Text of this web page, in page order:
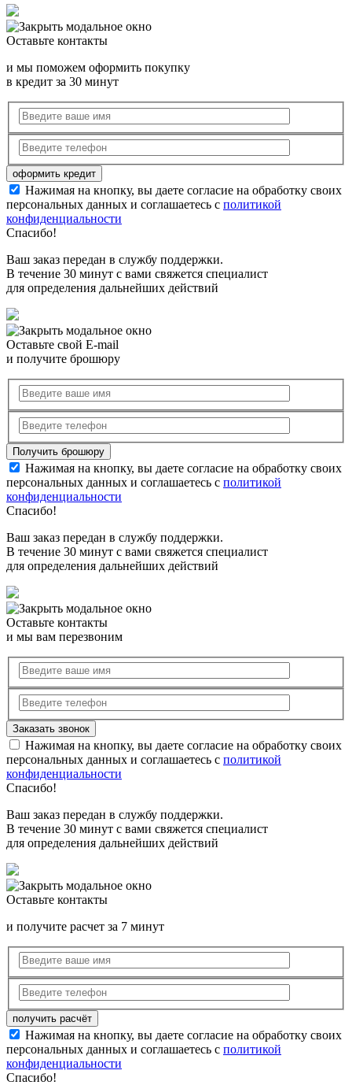
Оставьте контакты
и мы поможем оформить покупку
в кредит за 30 минут
Нажимая на кнопку, вы даете согласие на обработку своих
персональных данных и соглашаетесь с политикой
конфиденциальности
Спасибо!
Ваш заказ передан в службу поддержки.
В течение 30 минут с вами свяжется специалист
для определения дальнейших действий
Оставьте свой E-mail
и получите брошюру
Нажимая на кнопку, вы даете согласие на обработку своих
персональных данных и соглашаетесь с политикой
конфиденциальности
Спасибо!
Ваш заказ передан в службу поддержки.
В течение 30 минут с вами свяжется специалист
для определения дальнейших действий
Оставьте контакты
и мы вам перезвоним
Нажимая на кнопку, вы даете согласие на обработку своих
персональных данных и соглашаетесь с политикой
конфиденциальности
Спасибо!
Ваш заказ передан в службу поддержки.
В течение 30 минут с вами свяжется специалист
для определения дальнейших действий
Оставьте контакты
и получите расчет за 7 минут
Нажимая на кнопку, вы даете согласие на обработку своих
персональных данных и соглашаетесь с политикой
конфиденциальности
Спасибо!